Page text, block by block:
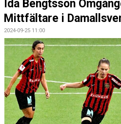
Ida Bengtsson
Mittfältare i
2024-09-25 11:00